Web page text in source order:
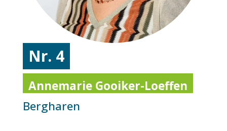
Nr. 4
Annemarie Gooiker-Loeffen
Bergharen